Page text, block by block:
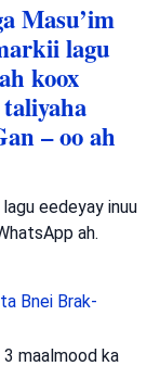
Masu’im
lagu
koox
– oo ah
eedeyay inuu
ah.
Bnei Brak-
3 maalmood ka